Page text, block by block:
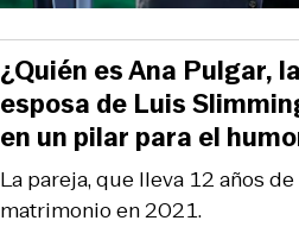
La pareja, que lleva 12 años
matrimonio en 2021.
¿Quién es Ana Pulgar,
esposa de Luis
en un pilar para el